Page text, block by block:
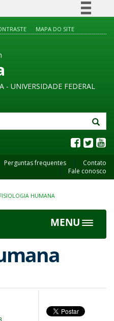
Legislação
MAPA DO SITE
- UNIVERSIDADE FEDERAL
Perguntas frequentes
Contato
Fale conosco
FISIOLOGIA HUMANA
MENU
Toggle